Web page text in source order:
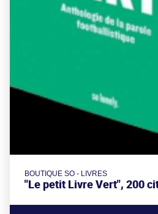
BOUTIQUE SO - LIVRES
"Le petit Livre Vert", 200